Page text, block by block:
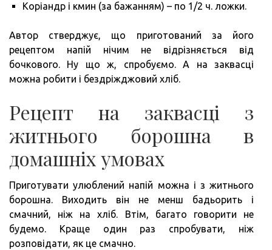
Коріандр і кмин (за бажанням) – по 1/2 ч. ложки.
Автор стверджує, що приготований за його
рецептом напій нічим не відрізняється від
бочкового. Ну що ж, спробуємо. А на заквасці
можна робити і бездріжджовий хліб.
Рецепт на заквасці з
житнього борошна в
домашніх умовах
Приготувати улюблений напій можна і з житнього
борошна. Виходить він не менш бадьорить і
смачний, ніж на хліб. Втім, багато говорити не
будемо. Краще один раз спробувати, ніж
розповідати, як це смачно.